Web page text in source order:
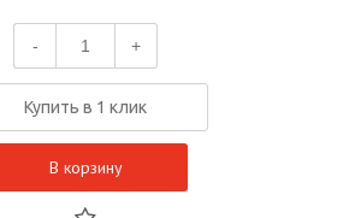
- +
Купить в 1 клик
В корзину